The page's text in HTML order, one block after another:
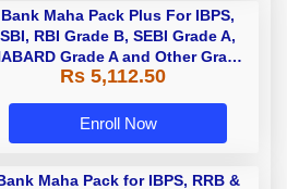
Bank Maha Pack Plus For IBPS,
SBI, RBI Grade B, SEBI Grade A,
Grade A and Other Grade
A & Grade B Bank Exams
Rs 5,112.50
Enroll Now
Maha Pack for IBPS, RRB &